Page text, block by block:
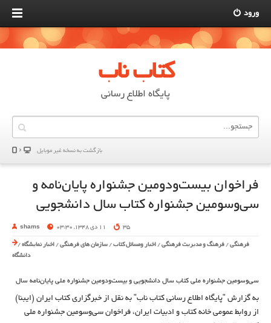
ورود
کتاب ناب
پایگاه اطلاع رسانی
بازگشت به نسخه غير موبایل
فراخوان بیست‌ودومین جشنواره پایان‌نامه و
سی‌وسومین جشنواره کتاب سال دانشجویی
shams 11 دی 1348, 03:30 35
فرهنگی / فرهنگ و مدیریت فرهنگی / اخبار ومسائل کتاب / سازمان های فرهنگی / اخبار نمایشگاه /
دانشگاه
سی‌وسومین جشنواره ملی کتاب سال دانشجویی و بیست‌ودومین جشنواره ملی پایان‌نامه سال
به گزارش "پایگاه اطلاع رسانی کتاب ناب" به نقل از خبرگزاری کتاب ایران (ایبنا)
از روابط عمومی خانه کتاب و ادبیات ایران، فراخوان سی‌وسومین جشنواره ملی